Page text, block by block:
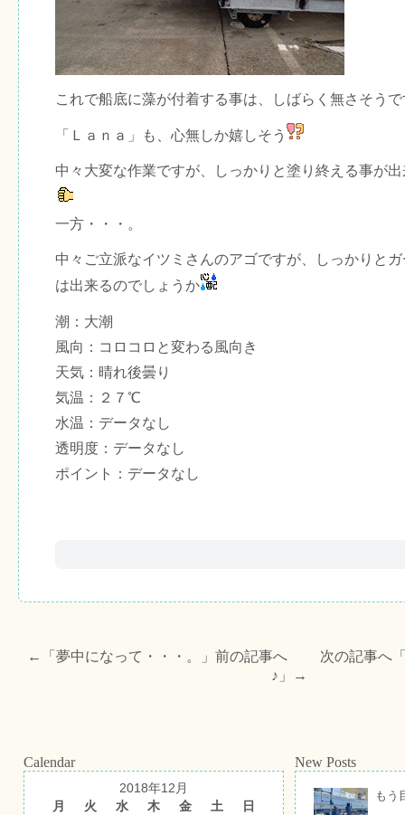
これで船底に藻が付着する事は、しばらく無さそう
「Ｌａｎａ」も、心無しか嬉しそう
中々大変な作業ですが、しっかりと塗り終える事が
一方・・・。
中々ご立派なイツミさんのアゴですが、しっかりと
は出来るのでしょうか
潮：大潮
風向：コロコロと変わる風向き
天気：晴れ後曇り
気温：２７℃
水温：データなし
透明度：データなし
ポイント：データなし
←「 夢中になって・・・。
」前の記事へ 次の記事へ
♪ 」→
Calendar
2018年12月
月
火 水 木 金 土
日
New Posts
もう